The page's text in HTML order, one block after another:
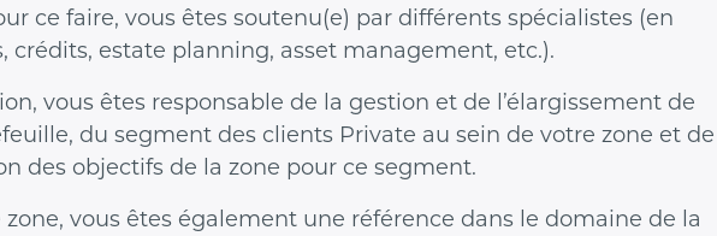
ce faire, vous êtes soutenu(e) par différents spécialistes (en
crédits, estate planning, asset management, etc.).
vous êtes responsable de la gestion et de l’élargissement de
du segment des clients Private au sein de votre zone et de
des objectifs de la zone pour ce segment.
zone, vous êtes également une référence dans le domaine de la